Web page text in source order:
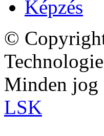
Képzés
©
Minden jog
LSK